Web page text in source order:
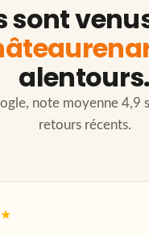
sont
alentours.
note moyenne 4,9
retours récents.